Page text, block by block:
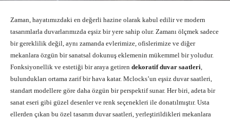
Zaman, hayatımızdaki en değerli hazine olarak kabul edilir ve modern
tasarımlarla duvarlarımızda eşsiz bir yere sahip olur. Zamanı ölçmek sadece
bir gereklilik değil, aynı zamanda evlerimize, ofislerimize ve diğer
mekanlara özgün bir sanatsal dokunuş eklemenin mükemmel bir yoludur.
Fonksiyonellik ve estetiği bir araya getiren dekoratif duvar saatleri,
bulundukları ortama zarif bir hava katar. Mclocks’un eşsiz duvar saatleri,
standart modellere göre daha özgün bir perspektif sunar. Her biri, adeta bir
sanat eseri gibi güzel desenler ve renk seçenekleri ile donatılmıştır. Usta
ellerden çıkan bu özel tasarım duvar saatleri, yerleştirildikleri mekanlara